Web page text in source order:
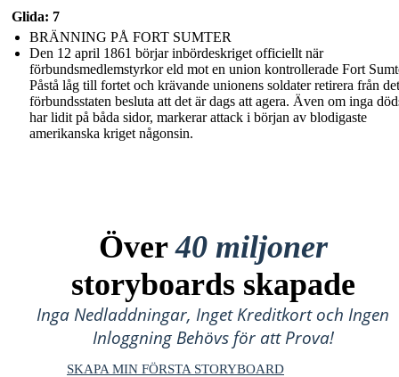
Glida: 7
BRÄNNING PÅ FORT SUMTER
Den 12 april 1861 börjar inbördeskriget officiellt när
förbundsmedlemstyrkor eld mot en union kontrollerade Fort
Påstå låg till fortet och krävande unionens soldater retirera från
förbundsstaten besluta att det är dags att agera. Även om inga
har lidit på båda sidor, markerar attack i början av blodigaste
amerikanska kriget någonsin.
Över40 miljoner
storyboards skapade
Inga Nedladdningar, Inget Kreditkort och Ingen
Inloggning Behövs för att Prova!
SKAPA MIN FÖRSTA STORYBOARD